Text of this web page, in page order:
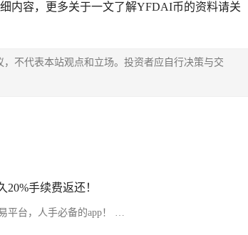
内容，更多关于一文了解YFDAI币的资料请关
不代表本站观点和立场。投资者应自行决策与交
手续费返还！
平台，人手必备的app！ …